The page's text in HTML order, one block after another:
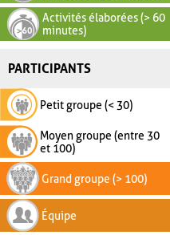
Activités élaborées (> 60
minutes)
PARTICIPANTS
Petit groupe (< 30)
Moyen groupe (entre 30
et 100)
Grand groupe (> 100)
Équipe